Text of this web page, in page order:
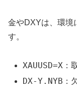
金やDXYは、環境
す。
XAUUSD=X ：
DX-Y.NYB ：